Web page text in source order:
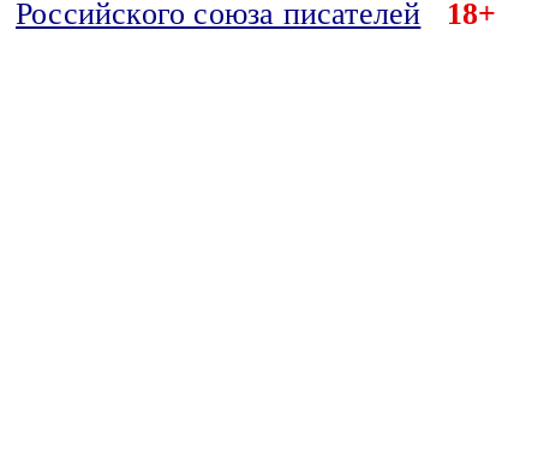
Российского союза писателей 18+